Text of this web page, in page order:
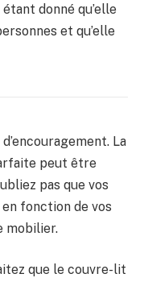
donné qu’elle
et qu’elle
La
peut être
pas que vos
fonction de vos
mobilier.
que le couvre-lit